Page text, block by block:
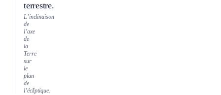
terrestre.
L’inclinaison
de
l’axe
de
la
Terre
sur
le
plan
de
l’écliptique.